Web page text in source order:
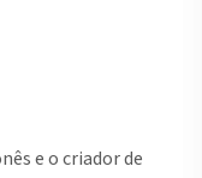
e o criador de